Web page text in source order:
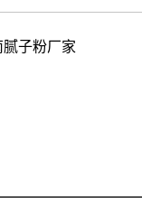
腻子粉厂家